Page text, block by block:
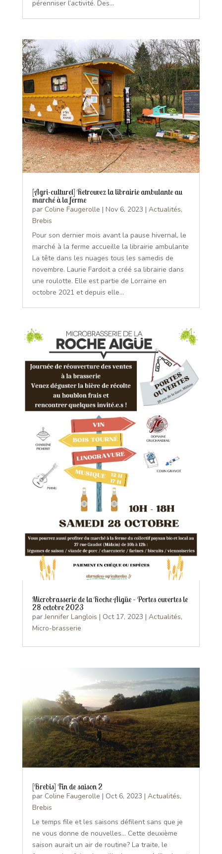
pérenniser l’activité. Des...
[Agri-culturel] Retrouvez la librairie ambulante au
marché à la ferme
par Coline Faugerolle | Nov 6, 2023 | Actualités,
Brebis
Pour son dernier mois avant la pause hivernal, le
marché à la ferme accueille la librairie ambulante
La tête dans les nuages tous les samedis de
novembre. Laurie Fardoit a créé sa librairie dans
une roulotte. Elle est partie de Lorraine en
octobre 2021 et depuis elle...
Microbrasserie de la Roche Aigüe – Portes ouvertes le
28 octobre 2023
parJennifer Langlois | Oct 17, 2023 | Actualités,
Micro-brasserie
[Brebis] Fin de saison 2
par Coline Faugerolle | Oct 6, 2023 | Actualités,
Brebis
Le temps file et les saisons défilent sans que je
ne vous donne de nouvelles... Cette deuxième
saison aurait un air de routine? La traite, le